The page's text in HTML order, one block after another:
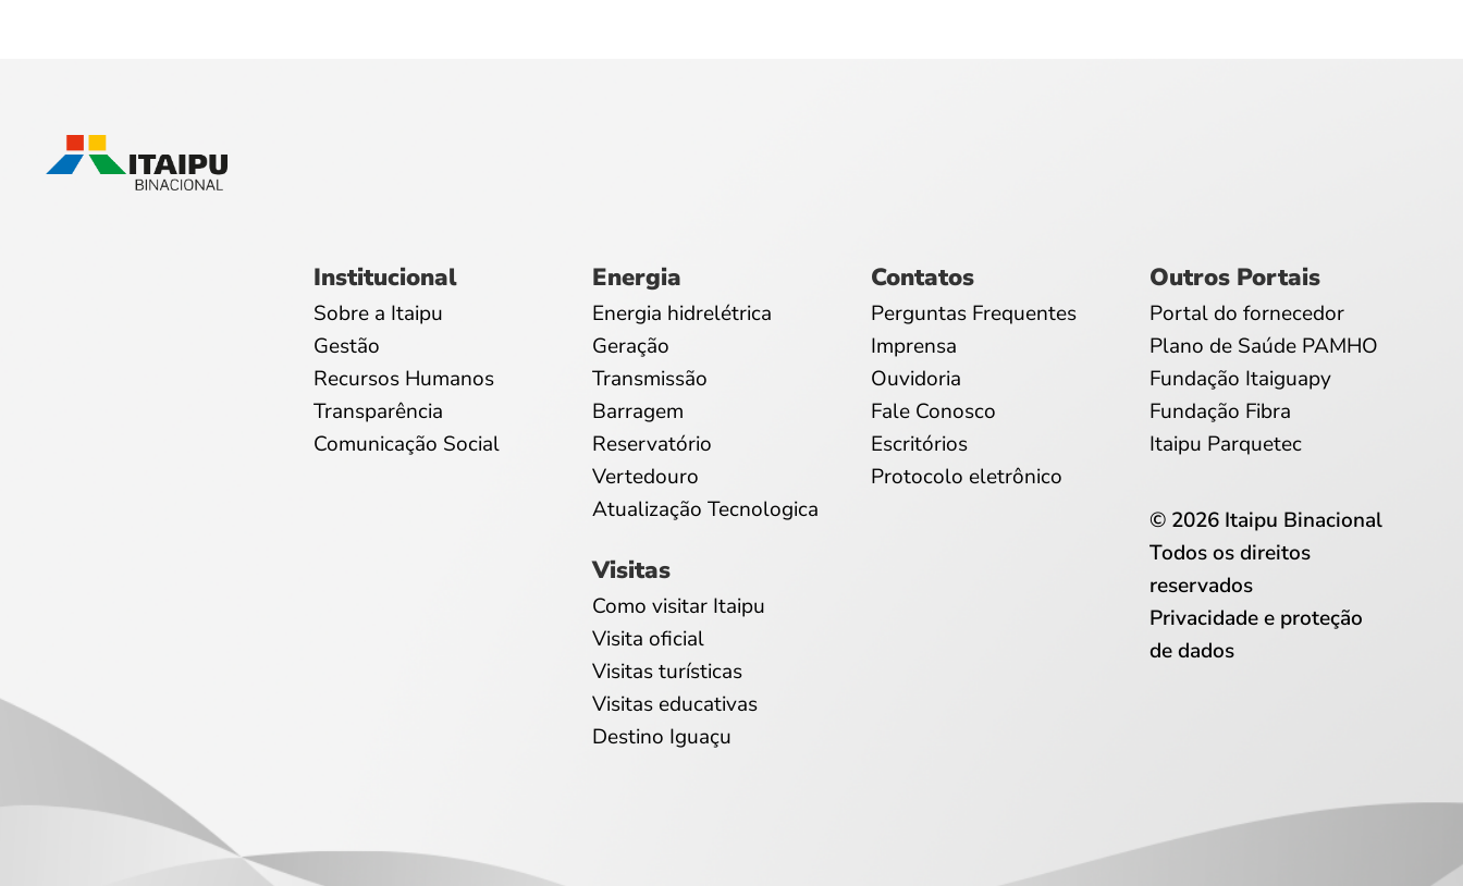
Institucional
Sobre a Itaipu
Gestão
Recursos Humanos
Transparência
Comunicação Social
Energia
Energia hidrelétrica
Geração
Transmissão
Barragem
Reservatório
Vertedouro
Atualização Tecnologica
Visitas
Como visitar Itaipu
Visita oficial
Visitas turísticas
Visitas educativas
Destino Iguaçu
Contatos
Perguntas Frequentes
Imprensa
Ouvidoria
Fale Conosco
Escritórios
Protocolo eletrônico
Outros Portais
Portal do fornecedor
Plano de Saúde PAMHO
Fundação Itaiguapy
Fundação Fibra
Itaipu Parquetec
© 2026 Itaipu Binacional
Todos os direitos
reservados
Privacidade e proteção
de dados